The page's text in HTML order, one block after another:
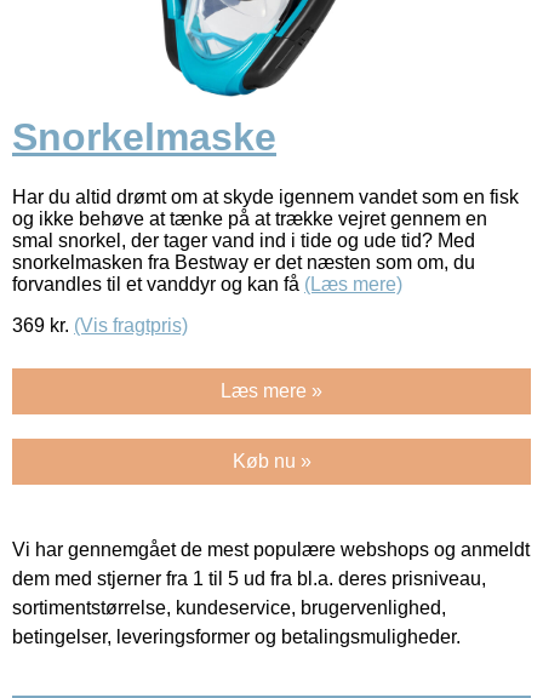
Snorkelmaske
Har du altid drømt om at skyde igennem vandet som en fisk
og ikke behøve at tænke på at trække vejret gennem en
smal snorkel, der tager vand ind i tide og ude tid? Med
snorkelmasken fra Bestway er det næsten som om, du
forvandles til et vanddyr og kan få (Læs mere)
369 kr. (Vis fragtpris)
Læs mere »
Køb nu »
Vi har gennemgået de mest populære webshops og anmeldt
dem med stjerner fra 1 til 5 ud fra bl.a. deres prisniveau,
sortimentstørrelse, kundeservice, brugervenlighed,
betingelser, leveringsformer og betalingsmuligheder.